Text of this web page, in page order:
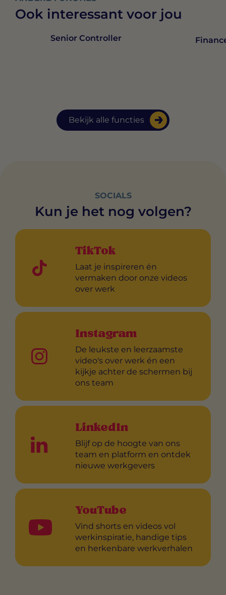
Ook interessant voor jou
Bekijk alle functies
Senior Controller
SOCIALS
Kun je het nog volgen?
TikTok
Laat je inspireren én
vermaken door onze videos
over werk
Instagram
De leukste en leerzaamste
video's over werk én een
kijkje achter de schermen bij
ons team
LinkedIn
Blijf op de hoogte van ons
team en platform en ontdek
nieuwe werkgevers
YouTube
Vind shorts en videos vol
werkinspiratie, handige tips
en herkenbare werkverhalen